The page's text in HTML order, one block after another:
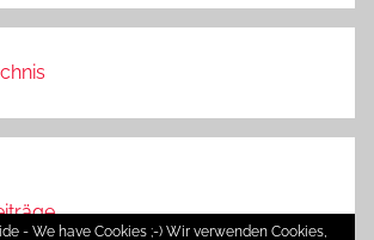
- We have Cookies ;-) Wir verwenden Cookies,